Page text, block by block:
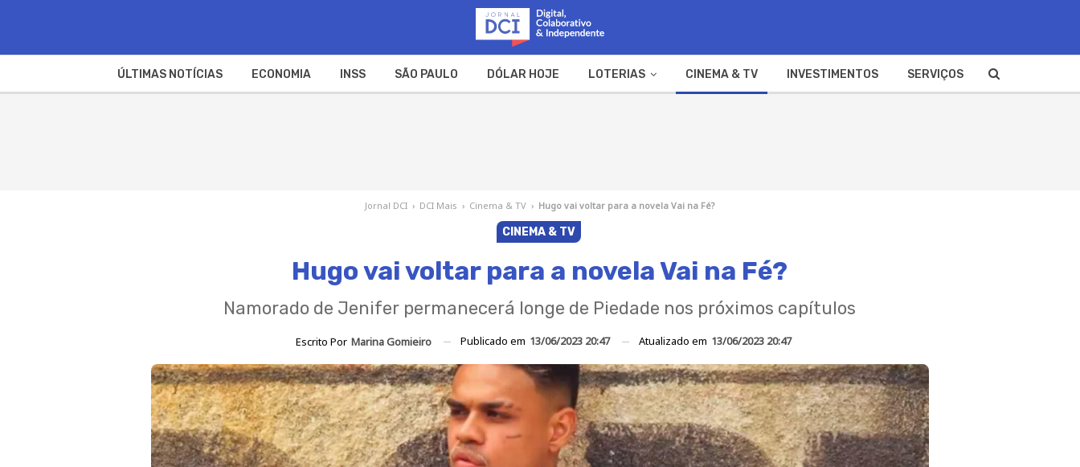
ÚLTIMAS NOTÍCIAS ECONOMIA INSS SÃO PAULO DÓLAR HOJE LOTERIAS CINEMA & TV INVESTIMENTOS SERVIÇOS
Jornal DCI › DCI Mais › Cinema & TV › Hugo vai voltar para a novela Vai na Fé?
CINEMA & TV
Hugo vai voltar para a novela Vai na Fé?
Namorado de Jenifer permanecerá longe de Piedade nos próximos capítulos
Escrito Por Marina Gomieiro Publicado em 13/06/2023 20:47 Atualizado em 13/06/2023 20:47